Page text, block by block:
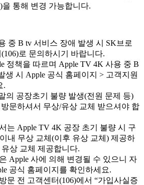
을 통해 변경 가능합니다.
중 B tv 서비스 장애 발생 시 SK브로
로 문의하시기 바랍니다.
정책을 따르며 Apple TV 4K 사용 중 B
생 시 Apple 공식 홈페이지 > 고객지원
.
의 공장초기 불량 발생(전원 문제 등)
문하셔서 무상/유상 교체 받으셔야 합
는 Apple TV 4K 공장 초기 불량 시 구
내 무상 교체(이후 유상 교체) 제공하
상 교체 제공합니다.
Apple 사에 의해 변경될 수 있으니 자
공식 홈페이지를 확인하세요.
문 전 고객센터(106)에서 “가입사실증